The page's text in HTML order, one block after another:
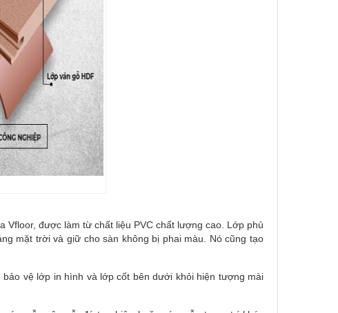
Vfloor, được làm từ chất liệu PVC chất lượng cao. Lớp phủ
mặt trời và giữ cho sàn không bị phai màu. Nó cũng tạo
bảo vệ lớp in hình và lớp cốt bên dưới khỏi hiện tượng mài